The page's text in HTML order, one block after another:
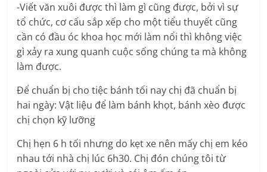
-Viết văn xuôi được thì làm gì cũng được, bởi vì sự
tổ chức, cơ cấu sắp xếp cho một tiểu thuyết cũng
cần có đầu óc khoa học mới làm nổi thì không việc
gì xảy ra xung quanh cuộc sống chúng ta mà không
làm được.
Để chuẩn bị cho tiệc bánh tối nay chị đã chuẩn bị
hai ngày: Vật liệu để làm bánh khọt, bánh xèo được
chị chọn kỹ lưỡng
Chị hẹn 6 h tối nhưng do kẹt xe nên mấy chị em kéo
nhau tới nhà chị lúc 6h30. Chị đón chúng tôi từ